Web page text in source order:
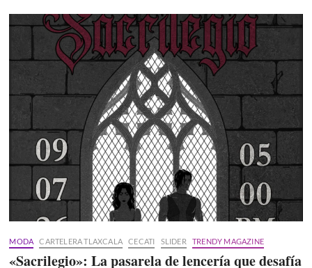
MODA CARTELERA TLAXCALA CECATI SLIDER TRENDY MAGAZINE
«Sacrilegio»: La pasarela de lencería que desafía